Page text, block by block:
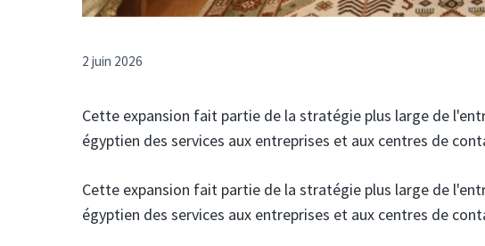
2 juin 2026
Cette expansion fait partie de la stratégie plus large de
égyptien des services aux entreprises et aux centres de
Cette expansion fait partie de la stratégie plus large de
égyptien des services aux entreprises et aux centres de